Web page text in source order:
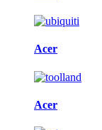
Acer
Acer